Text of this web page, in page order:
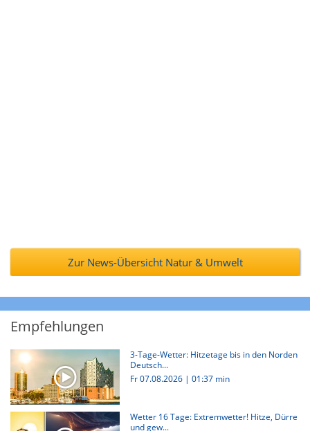
Zur News-Übersicht Natur & Umwelt
Empfehlungen
3-Tage-Wetter: Hitzetage bis in den Norden
Deutsch...
Fr 07.08.2026 |01:37 min
Wetter 16 Tage: Extremwetter! Hitze, Dürre
und gew...